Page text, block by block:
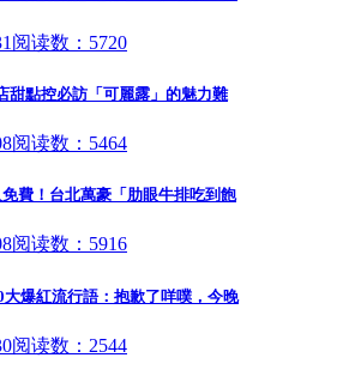
阅读数：5720
甜點控必訪「可麗露」的魅力難
阅读数：5464
費！台北萬豪「肋眼牛排吃到飽
阅读数：5916
大爆紅流行語：抱歉了咩噗，今晚
阅读数：2544